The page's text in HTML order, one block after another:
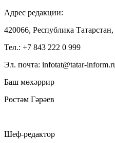
Адрес редакции:
420066, Республика
Тел.: +7 843 222 0 999
Эл. почта: infotat@tatar-
Баш мөхәррир
Рөстәм Гәрәев
Шеф-редактор